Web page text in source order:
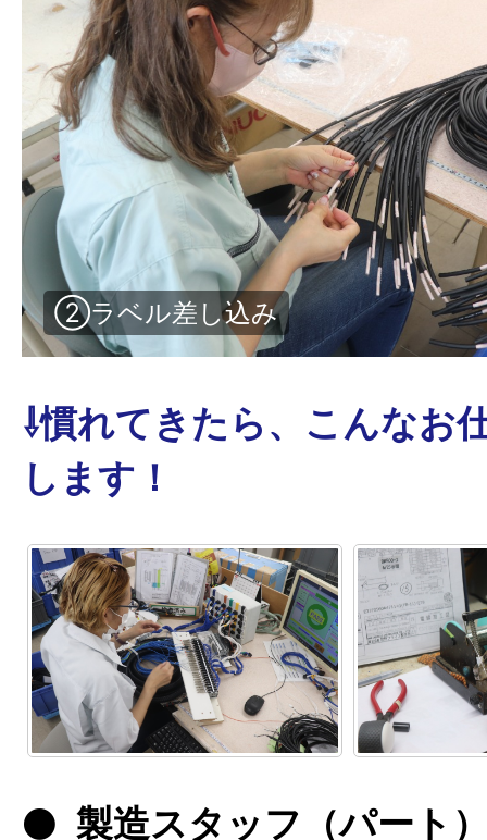
③指定の長さにカット
⇩慣れてきたら、こんなお
します！
製造スタッフ（パート